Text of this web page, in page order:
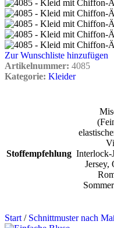
Zur Wunschliste hinzufügen
Artikelnummer: 4085
Kategorie: Kleider
Stoffempfehlung Interlock-
Jersey,
Start/ Schnittmuster nach